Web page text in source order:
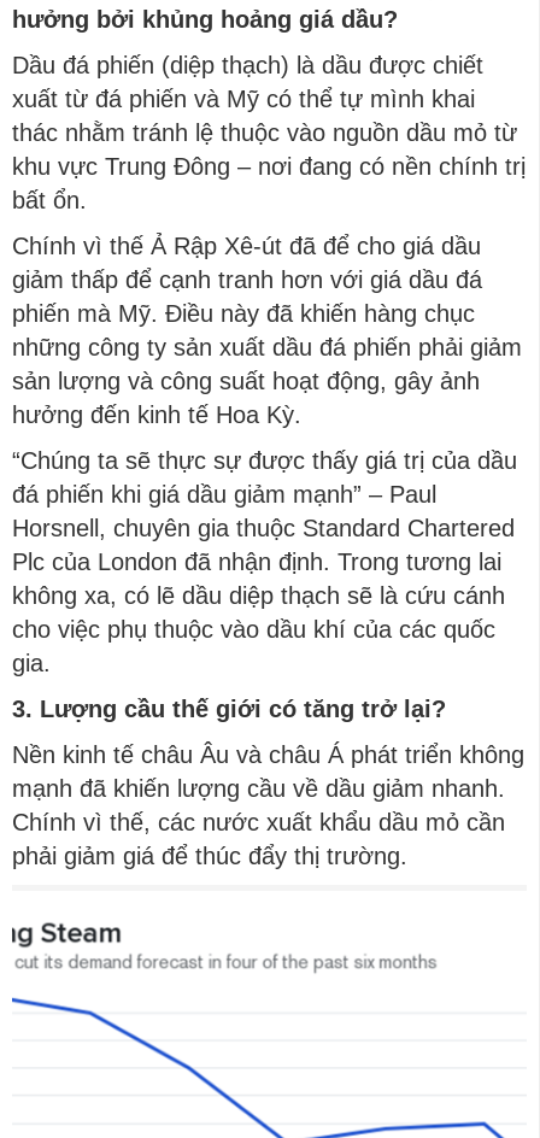
hưởng bởi khủng hoảng giá dầu?
Dầu đá phiến (diệp thạch) là dầu được chiết
xuất từ đá phiến và Mỹ có thể tự mình khai
thác nhằm tránh lệ thuộc vào nguồn dầu mỏ từ
khu vực Trung Đông – nơi đang có nền chính trị
bất ổn.
Chính vì thế Ả Rập Xê-út đã để cho giá dầu
giảm thấp để cạnh tranh hơn với giá dầu đá
phiến mà Mỹ. Điều này đã khiến hàng chục
những công ty sản xuất dầu đá phiến phải giảm
sản lượng và công suất hoạt động, gây ảnh
hưởng đến kinh tế Hoa Kỳ.
“Chúng ta sẽ thực sự được thấy giá trị của dầu
đá phiến khi giá dầu giảm mạnh” – Paul
Horsnell, chuyên gia thuộc Standard Chartered
Plc của London đã nhận định. Trong tương lai
không xa, có lẽ dầu diệp thạch sẽ là cứu cánh
cho việc phụ thuộc vào dầu khí của các quốc
gia.
3. Lượng cầu thế giới có tăng trở lại?
Nền kinh tế châu Âu và châu Á phát triển không
mạnh đã khiến lượng cầu về dầu giảm nhanh.
Chính vì thế, các nước xuất khẩu dầu mỏ cần
phải giảm giá để thúc đẩy thị trường.